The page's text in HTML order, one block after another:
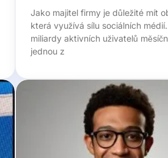
Jako majitel firmy je důležité mít
která využívá sílu sociálních
miliardy aktivních uživatelů
jednou z